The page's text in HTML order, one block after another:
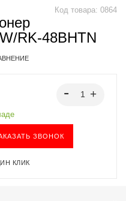
Код товара: 0864
RK-48BHTN
ЗВОНОК
КЛИК